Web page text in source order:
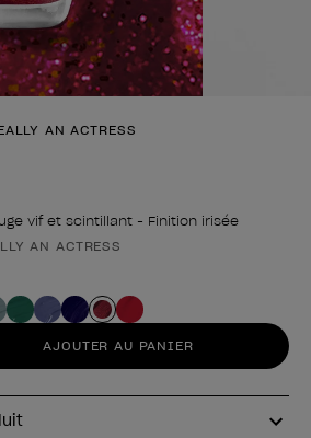
3
slide4
AN ACTRESS
vif et scintillant - Finition irisée
AN ACTRESS
AJOUTER AU PANIER